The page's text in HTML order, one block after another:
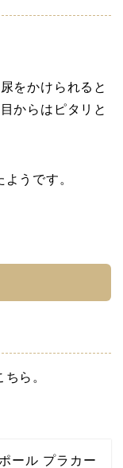
をかけられると
からはピタリと
うです。
ら。
ール プラカー